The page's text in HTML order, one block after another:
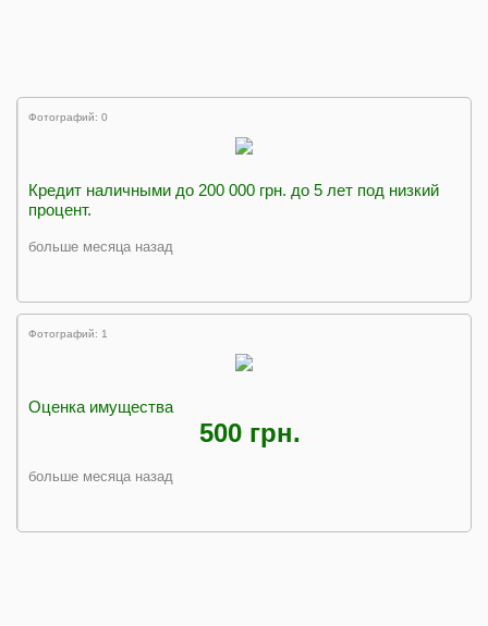
Фотографий: 0
Кредит наличными до 200 000 грн. до 5 лет под низкий
процент.
больше месяца назад
Фотографий: 1
Оценка имущества
500 грн.
больше месяца назад